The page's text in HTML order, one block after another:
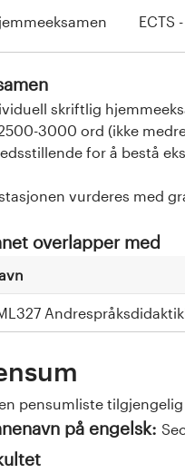
ECTS
skriftlig
3000 ord (ikke
for å bestå
vurderes med
overlapper med
pensumliste
på engelsk: